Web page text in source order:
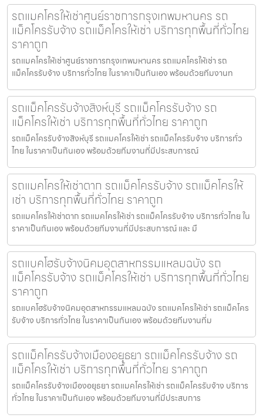
รถแมคโครให้เช่าศูนย์ราชการกรุงเทพมหานคร รถ
แม็คโครรับจ้าง รถแม็คโครให้เช่า บริการทุกพื้นที่ทั่วไทย
ราคาถูก
รถแมคโครให้เช่าศูนย์ราชการกรุงเทพมหานคร รถแมคโครให้เช่า รถ
แม็คโครรับจ้าง บริการทั่วไทย ในราคาเป็นกันเอง พร้อมด้วยทีมงานท
รถแม็คโครรับจ้างสิงห์บุรี รถแม็คโครรับจ้าง รถ
แม็คโครให้เช่า บริการทุกพื้นที่ทั่วไทย ราคาถูก
รถแม็คโครรับจ้างสิงห์บุรี รถแมคโครให้เช่า รถแม็คโครรับจ้าง บริการทั่ว
ไทย ในราคาเป็นกันเอง พร้อมด้วยทีมงานที่มีประสบการณ์
รถแมคโครให้เช่าตาก รถแม็คโครรับจ้าง รถแม็คโครให้
เช่า บริการทุกพื้นที่ทั่วไทย ราคาถูก
รถแมคโครให้เช่าตาก รถแมคโครให้เช่า รถแม็คโครรับจ้าง บริการทั่วไทย ใน
ราคาเป็นกันเอง พร้อมด้วยทีมงานที่มีประสบการณ์ และ มื
รถแบคโฮรับจ้างนิคมอุตสาหกรรมแหลมฉบัง รถ
แม็คโครรับจ้าง รถแม็คโครให้เช่า บริการทุกพื้นที่ทั่วไทย
ราคาถูก
รถแบคโฮรับจ้างนิคมอุตสาหกรรมแหลมฉบัง รถแมคโครให้เช่า รถแม็คโคร
รับจ้าง บริการทั่วไทย ในราคาเป็นกันเอง พร้อมด้วยทีมงานที่ม
รถแม็คโครรับจ้างเมืองอยุธยา รถแม็คโครรับจ้าง รถ
แม็คโครให้เช่า บริการทุกพื้นที่ทั่วไทย ราคาถูก
รถแม็คโครรับจ้างเมืองอยุธยา รถแมคโครให้เช่า รถแม็คโครรับจ้าง บริการ
ทั่วไทย ในราคาเป็นกันเอง พร้อมด้วยทีมงานที่มีประสบการ